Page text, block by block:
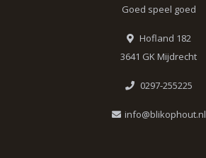
Goed speel goed
Hofland 182
3641 GK Mijdrecht
0297-255225
info@blikophout.nl